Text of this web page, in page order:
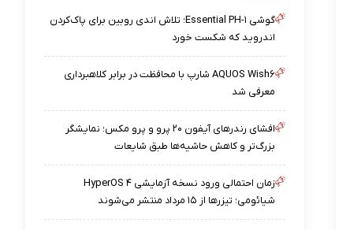
گوشی Essential PH-۱؛ تلاش اندی روبین برای پاک‌کردن
اندروید که شکست خورد
AQUOS Wish۶ شارپ با محافظت در برابر کلاهبرداری
معرفی شد
افشای رندرهای آیفون ۲۰ پرو و پرو مکس؛ نمایشگر
بزرگ‌تر و کاهش حاشیه‌ها طبق شایعات
زمان احتمالی ورود نسخه آزمایشی HyperOS ۴
شیائومی؛ تیزرها از ۱۵ مرداد منتشر می‌شوند